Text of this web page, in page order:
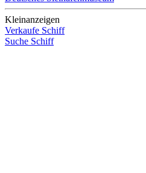
Kleinanzeigen
Verkaufe Schiff
Suche Schiff